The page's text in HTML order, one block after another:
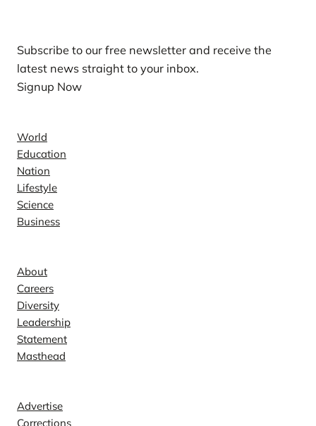
Subscribe to our free newsletter and receive the
latest news straight to your inbox.
Signup Now
World
Education
Nation
Lifestyle
Science
Business
About
Careers
Diversity
Leadership
Statement
Masthead
Advertise
Corrections